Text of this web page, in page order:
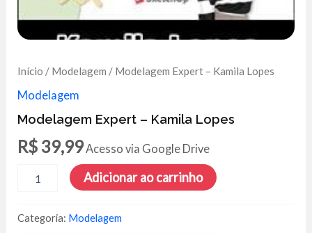
Início / Modelagem / Modelagem Expert – Kamila Lopes
Modelagem
Modelagem Expert – Kamila Lopes
R$ 39,99Acesso via Google Drive
Expert
Kamila
Lopes
Adicionar ao carrinho
Categoria: Modelagem